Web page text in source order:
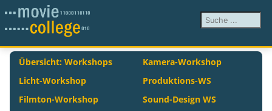
Suchen ...
Übersicht: Workshops
Kamera-Workshop
Licht-Workshop
Produktions-WS
Filmton-Workshop
Sound-Design WS